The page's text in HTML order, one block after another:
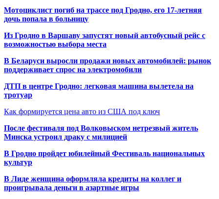
Мотоциклист погиб на трассе под Гродно, его 17-летняя
дочь попала в больницу
Из Гродно в Варшаву запустят новый автобусный рейс с
возможностью выбора места
В Беларуси выросли продажи новых автомобилей: рынок
поддерживает спрос на электромобили
ДТП в центре Гродно: легковая машина вылетела на
тротуар
Как формируется цена авто из США под ключ
После фестиваля под Волковыском нетрезвый житель
Минска устроил драку с милицией
В Гродно пройдет юбилейный Фестиваль национальных
культур
В Лиде женщина оформляла кредиты на коллег и
проигрывала деньги в азартные игры